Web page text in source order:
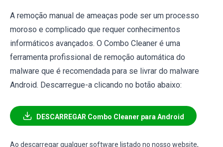
A remoção manual de ameaças pode ser um processo
moroso e complicado que requer conhecimentos
informáticos avançados. O Combo Cleaner é uma
ferramenta profissional de remoção automática do
malware que é recomendada para se livrar do malware
Android. Descarregue-a clicando no botão abaixo:
DESCARREGAR Combo Cleaner para Android
Ao descarregar qualquer software listado no nosso website,